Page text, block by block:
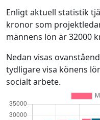
Enligt aktuell statistik
kronor som
männens lön är 32000
Nedan visas
tydligare visa könens
socialt arbete.